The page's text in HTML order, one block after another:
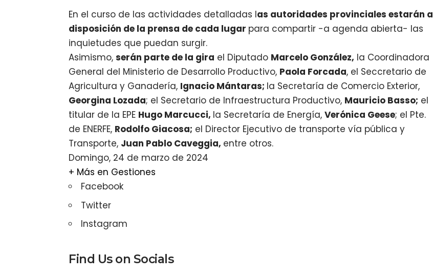
En el curso de las actividades detalladas las autoridades provinciales estarán a
disposición de la prensa de cada lugar para compartir -a agenda abierta- las
inquietudes que puedan surgir.
Asimismo,serán parte de la gira el Diputado Marcelo González, la Coordinadora
General del Ministerio de Desarrollo Productivo, Paola Forcada, el Seccretario de
Agricultura y Ganadería, Ignacio Mántaras; la Secretaría de Comercio Exterior,
Georgina Lozada; el Secretario de Infraestructura Productivo, Mauricio Basso; el
titular de la EPE Hugo Marcucci, la Secretaría de Energía,Verónica Geese; el Pte.
de ENERFE, Rodolfo Giacosa; el Director Ejecutivo de transporte vía pública y
Transporte, Juan Pablo Caveggia, entre otros.
Domingo, 24 de marzo de 2024
+ Más en Gestiones
Facebook
Twitter
Instagram
Find Us on Socials